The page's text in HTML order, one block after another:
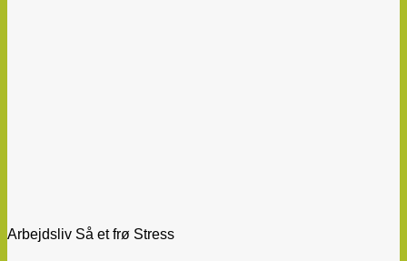
Arbejdsliv Så et frø Stress